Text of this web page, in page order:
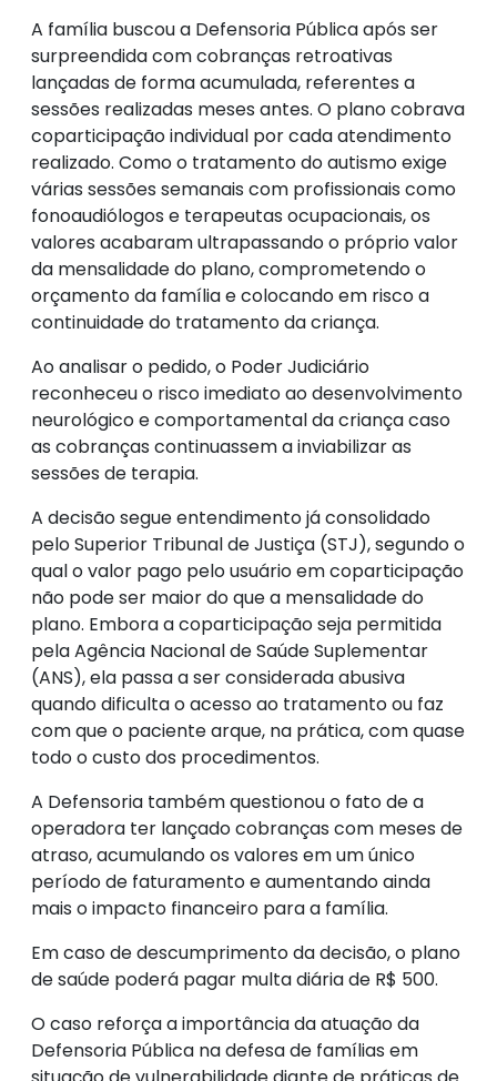
A família buscou a Defensoria Pública após ser
surpreendida com cobranças retroativas
lançadas de forma acumulada, referentes a
sessões realizadas meses antes. O plano cobrava
coparticipação individual por cada atendimento
realizado. Como o tratamento do autismo exige
várias sessões semanais com profissionais como
fonoaudiólogos e terapeutas ocupacionais, os
valores acabaram ultrapassando o próprio valor
da mensalidade do plano, comprometendo o
orçamento da família e colocando em risco a
continuidade do tratamento da criança.
Ao analisar o pedido, o Poder Judiciário
reconheceu o risco imediato ao desenvolvimento
neurológico e comportamental da criança caso
as cobranças continuassem a inviabilizar as
sessões de terapia.
A decisão segue entendimento já consolidado
pelo Superior Tribunal de Justiça (STJ), segundo o
qual o valor pago pelo usuário em coparticipação
não pode ser maior do que a mensalidade do
plano. Embora a coparticipação seja permitida
pela Agência Nacional de Saúde Suplementar
(ANS), ela passa a ser considerada abusiva
quando dificulta o acesso ao tratamento ou faz
com que o paciente arque, na prática, com quase
todo o custo dos procedimentos.
A Defensoria também questionou o fato de a
operadora ter lançado cobranças com meses de
atraso, acumulando os valores em um único
período de faturamento e aumentando ainda
mais o impacto financeiro para a família.
Em caso de descumprimento da decisão, o plano
de saúde poderá pagar multa diária de R$ 500.
O caso reforça a importância da atuação da
Defensoria Pública na defesa de famílias em